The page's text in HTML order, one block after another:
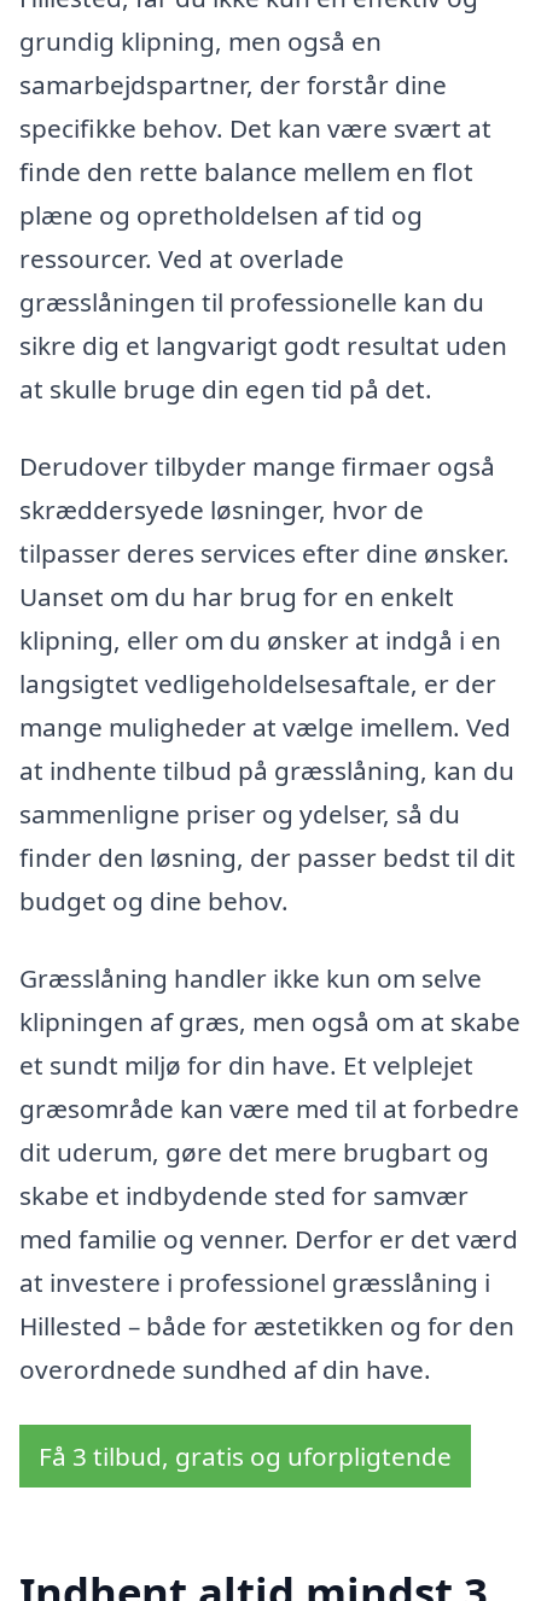
grundig klipning, men også en
samarbejdspartner, der forstår dine
specifikke behov. Det kan være svært at
finde den rette balance mellem en flot
plæne og opretholdelsen af tid og
ressourcer. Ved at overlade
græsslåningen til professionelle kan du
sikre dig et langvarigt godt resultat uden
at skulle bruge din egen tid på det.
Derudover tilbyder mange firmaer også
skræddersyede løsninger, hvor de
tilpasser deres services efter dine ønsker.
Uanset om du har brug for en enkelt
klipning, eller om du ønsker at indgå i en
langsigtet vedligeholdelsesaftale, er der
mange muligheder at vælge imellem. Ved
at indhente tilbud på græsslåning, kan du
sammenligne priser og ydelser, så du
finder den løsning, der passer bedst til dit
budget og dine behov.
Græsslåning handler ikke kun om selve
klipningen af græs, men også om at skabe
et sundt miljø for din have. Et velplejet
græsområde kan være med til at forbedre
dit uderum, gøre det mere brugbart og
skabe et indbydende sted for samvær
med familie og venner. Derfor er det værd
at investere i professionel græsslåning i
Hillested – både for æstetikken og for den
overordnede sundhed af din have.
Få 3 tilbud, gratis og uforpligtende